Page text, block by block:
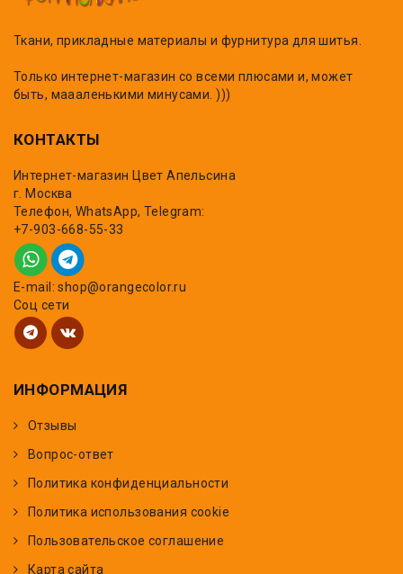
Ткани, прикладные материалы и фурнитура для шитья.
Только интернет-магазин со всеми плюсами и, может
быть, маааленькими минусами. )))
КОНТАКТЫ
Интернет-магазин Цвет Апельсина
г. Москва
Телефон, WhatsApp, Telegram:
+7-903-668-55-33
E-mail: shop@orangecolor.ru
Соц сети
ИНФОРМАЦИЯ
Отзывы
Вопрос-ответ
Политика конфиденциальности
Политика использования cookie
Пользовательское соглашение
Карта сайта